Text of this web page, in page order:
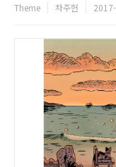
하는 연말 행사들이 포진
Theme 차주헌